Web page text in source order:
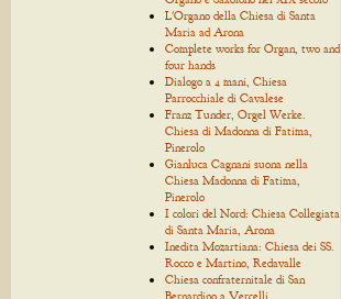
L'Organo della Chiesa di Santa
Maria ad Arona
Complete works for Organ, two and
four hands
Dialogo a 4 mani, Chiesa
Parrocchiale di Cavalese
Franz Tunder, Orgel Werke.
Chiesa di Madonna di Fatima,
Pinerolo
Gianluca Cagnani suona nella
Chiesa Madonna di Fatima,
Pinerolo
I colori del Nord: Chiesa Collegiata
di Santa Maria, Arona
Inedita Mozartiana: Chiesa dei SS.
Rocco e Martino, Redavalle
Chiesa confraternitale di San
Bernardino a Vercelli